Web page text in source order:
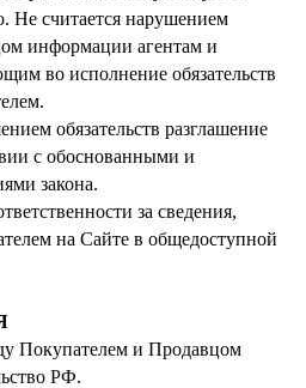
Не считается нарушением
информации агентам и
во исполнение обязательств
обязательств разглашение
с обоснованными и
закона.
за сведения,
на Сайте в общедоступной
Покупателем и Продавцом
РФ.